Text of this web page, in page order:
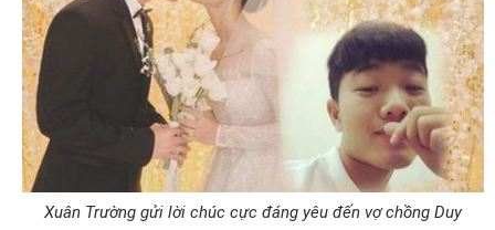
Xuân Trường gửi lời chúc cực đáng yêu đến vợ chồng Duy